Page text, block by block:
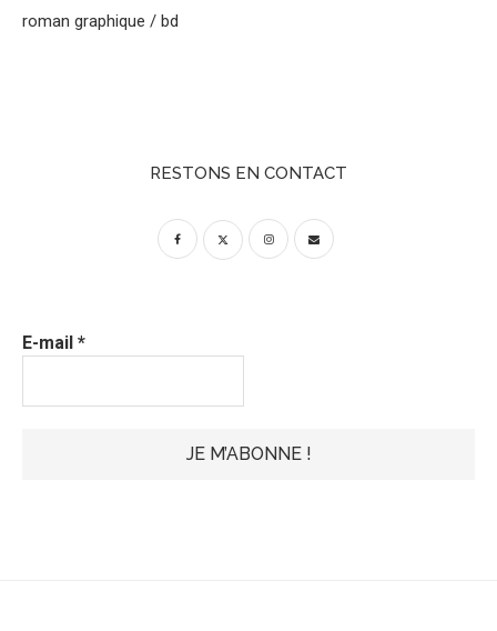
roman graphique / bd
RESTONS EN CONTACT
E-mail *